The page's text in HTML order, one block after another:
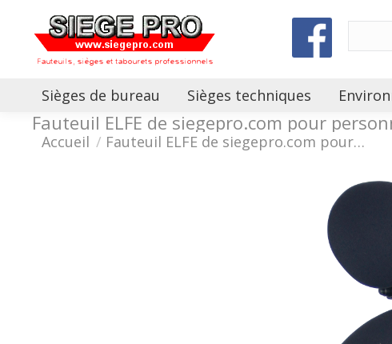
Sièges de bureau Sièges techniques
Fauteuil ELFE de siegepro.com pour
Vous êtes ici :
Accueil Fauteuil ELFE de siegepro.com pour…